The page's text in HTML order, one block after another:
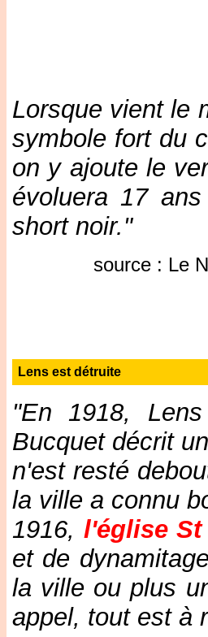
Lorsque vient le
symbole fort du
on y ajoute le
évoluera 17
short noir."
source : Le
Lens est détruite
"En 1918,
Bucquet décrit
n'est resté
la ville a connu
1916, l'église
et de
la ville ou plus
appel, tout est à